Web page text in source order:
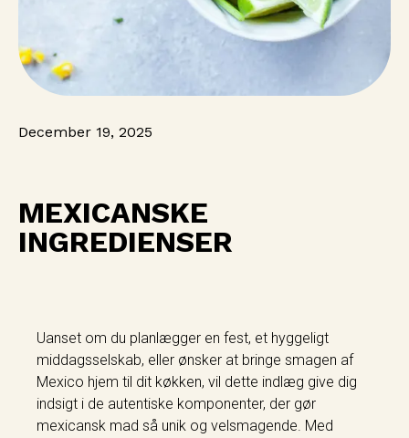
December 19, 2025
MEXICANSKE
INGREDIENSER
Uanset om du planlægger en fest, et hyggeligt
middagsselskab, eller ønsker at bringe smagen af
Mexico hjem til dit køkken, vil dette indlæg give dig
indsigt i de autentiske komponenter, der gør
mexicansk mad så unik og velsmagende. Med